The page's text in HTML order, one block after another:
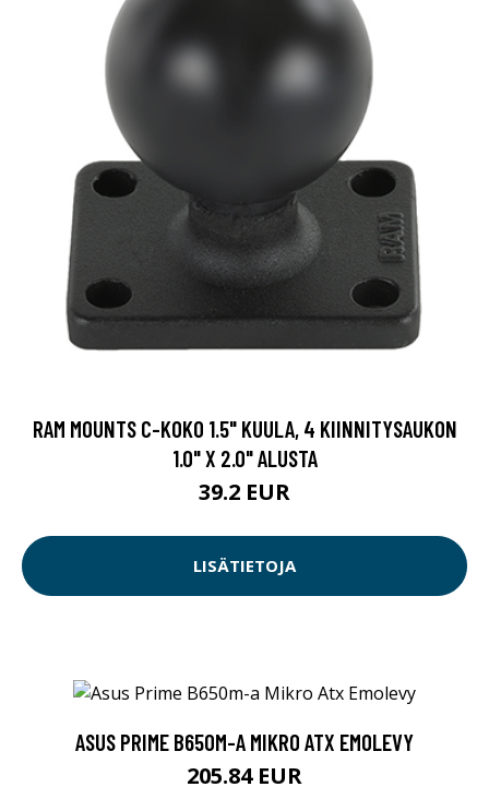
RAM MOUNTS C-KOKO 1.5" KUULA, 4 KIINNITYSAUKON
1.0" X 2.0" ALUSTA
39.2 EUR
LISÄTIETOJA
ASUS PRIME B650M-A MIKRO ATX EMOLEVY
205.84 EUR